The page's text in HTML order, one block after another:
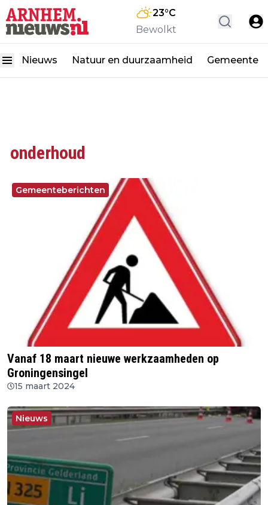
23°C
Bewolkt
Nieuws Natuur en duurzaamheid Gemeente
onderhoud
Gemeenteberichten
Vanaf 18 maart nieuwe werkzaamheden op
Groningensingel
15 maart 2024
Nieuws